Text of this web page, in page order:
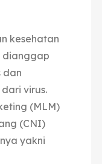
kesehatan
dianggap
dan
virus.
(MLM)
(CNI)
yakni